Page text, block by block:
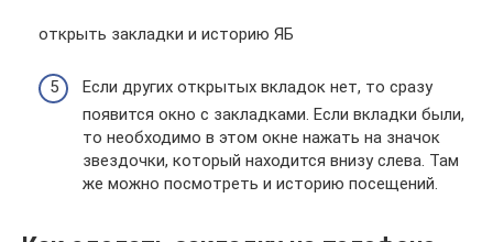
открыть закладки и историю ЯБ
Если других открытых вкладок нет, то сразу
появится окно с закладками. Если вкладки были,
то необходимо в этом окне нажать на значок
звездочки, который находится внизу слева. Там
же можно посмотреть и историю посещений.